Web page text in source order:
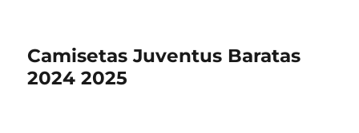
Camisetas Juventus Baratas
2024 2025